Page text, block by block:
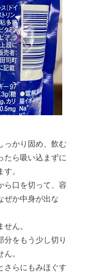
っかり固め、飲む
たら吸い込まずに
。
ら口を切って、容
ぜか中身が出な
ん。
分をもう少し切り
。
さらにもみほぐす